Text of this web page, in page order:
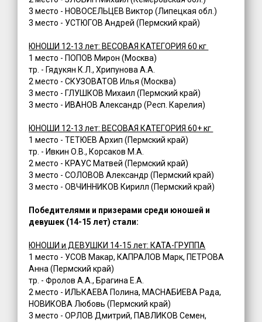
3 место - НОВОСЕЛЬЦЕВ Виктор (Липецкая обл.)
3 место - УСТЮГОВ Андрей (Пермский край)
ЮНОШИ 12-13 лет: ВЕСОВАЯ КАТЕГОРИЯ 60 кг
1 место - ПОПОВ Мирон (Москва)
тр. - Гядукян К.Л., Хрипунова А.А.
2 место - СКУЗОВАТОВ Илья (Москва)
3 место - ГЛУШКОВ Михаил (Пермский край)
3 место - ИВАНОВ Александр (Респ. Карелия)
ЮНОШИ 12-13 лет: ВЕСОВАЯ КАТЕГОРИЯ 60+ кг
1 место - ТЕТЮЕВ Архип (Пермский край)
тр. - Ивкин О.В., Корсаков М.А.
2 место - КРАУС Матвей (Пермский край)
3 место - СОЛОВОВ Александр (Пермский край)
3 место - ОВЧИННИКОВ Кирилл (Пермский край)
Победителями и призерами среди юношей и
девушек (14-15 лет) стали:
ЮНОШИ и ДЕВУШКИ 14-15 лет: КАТА-ГРУППА
1 место - УСОВ Макар, КАПРАЛОВ Марк, ПЕТРОВА
Анна (Пермский край)
тр. - Фролов А.А., Брагина Е.А.
2 место - ИЛЬКАЕВА Полина, МАСНАБИЕВА Рада,
НОВИКОВА Любовь (Пермский край)
3 место - ОРЛОВ Дмитрий, ПАВЛИКОВ Семен,